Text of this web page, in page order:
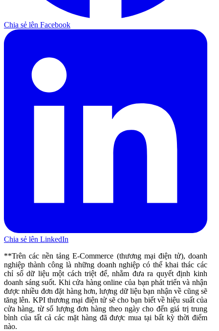
Chia sẻ lên Facebook
Chia sẻ lên LinkedIn
**Trên các nền tảng E-Commerce (thương mại điện tử), doanh
nghiệp thành công là những doanh nghiệp có thể khai thác các
chỉ số dữ liệu một cách triệt để, nhằm đưa ra quyết định kinh
doanh sáng suốt. Khi cửa hàng online của bạn phát triển và nhận
được nhiều đơn đặt hàng hơn, lượng dữ liệu bạn nhận về cũng sẽ
tăng lên. KPI thương mại điện tử sẽ cho bạn biết về hiệu suất của
cửa hàng, từ số lượng đơn hàng theo ngày cho đến giá trị trung
bình của tất cả các mặt hàng đã được mua tại bất kỳ thời điểm
nào.